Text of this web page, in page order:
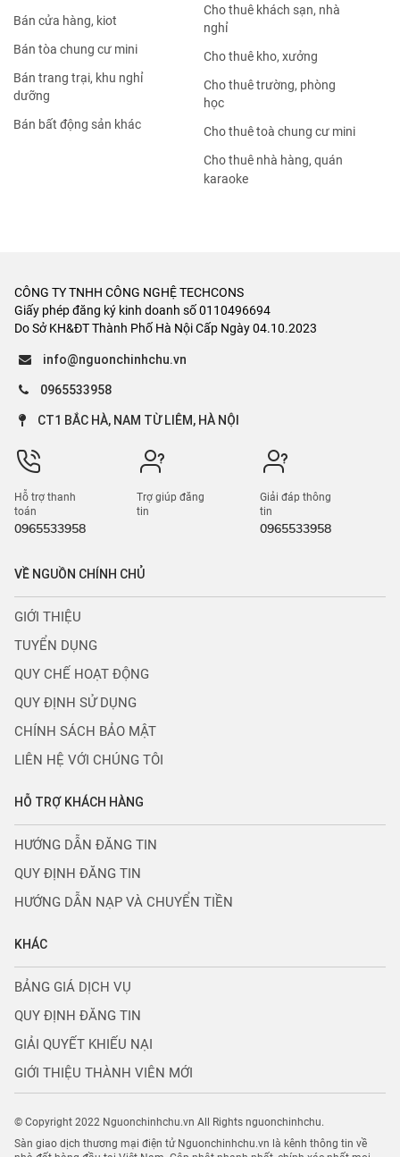
Bán cửa hàng, kiot
Bán tòa chung cư mini
Bán trang trại, khu nghỉ
dưỡng
Bán bất động sản khác
Cho thuê khách sạn, nhà
nghỉ
Cho thuê kho, xưởng
Cho thuê trường, phòng
học
Cho thuê toà chung cư mini
Cho thuê nhà hàng, quán
karaoke
CÔNG TY TNHH CÔNG NGHỆ TECHCONS
Giấy phép đăng ký kinh doanh số 0110496694
Do Sở KH&ĐT Thành Phố Hà Nội Cấp Ngày 04.10.2023
info@nguonchinhchu.vn
0965533958
CT1 BẮC HÀ, NAM TỪ LIÊM, HÀ NỘI
Hỗ trợ thanh
toán
0965533958
Trợ giúp đăng
tin
Giải đáp thông
tin
0965533958
VỀ NGUỒN CHÍNH CHỦ
GIỚI THIỆU
TUYỂN DỤNG
QUY CHẾ HOẠT ĐỘNG
QUY ĐỊNH SỬ DỤNG
CHÍNH SÁCH BẢO MẬT
LIÊN HỆ VỚI CHÚNG TÔI
HỖ TRỢ KHÁCH HÀNG
HƯỚNG DẪN ĐĂNG TIN
QUY ĐỊNH ĐĂNG TIN
HƯỚNG DẪN NẠP VÀ CHUYỂN TIỀN
KHÁC
BẢNG GIÁ DỊCH VỤ
QUY ĐỊNH ĐĂNG TIN
GIẢI QUYẾT KHIẾU NẠI
GIỚI THIỆU THÀNH VIÊN MỚI
© Copyright 2022 Nguonchinhchu.vn All Rights nguonchinhchu.
Sàn giao dịch thương mại điện tử Nguonchinhchu.vn là kênh thông tin về